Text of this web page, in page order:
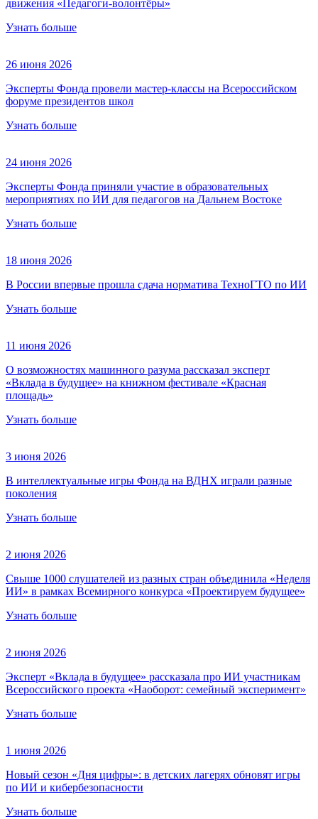
движения «Педагоги-волонтёры»
Узнать больше
26 июня 2026
Эксперты Фонда провели мастер-классы на Всероссийском
форуме президентов школ
Узнать больше
24 июня 2026
Эксперты Фонда приняли участие в образовательных
мероприятиях по ИИ для педагогов на Дальнем Востоке
Узнать больше
18 июня 2026
В России впервые прошла сдача норматива ТехноГТО по ИИ
Узнать больше
11 июня 2026
О возможностях машинного разума рассказал эксперт
«Вклада в будущее» на книжном фестивале «Красная
площадь»
Узнать больше
3 июня 2026
В интеллектуальные игры Фонда на ВДНХ играли разные
поколения
Узнать больше
2 июня 2026
Свыше 1000 слушателей из разных стран объединила «Неделя
ИИ» в рамках Всемирного конкурса «Проектируем будущее»
Узнать больше
2 июня 2026
Эксперт «Вклада в будущее» рассказала про ИИ участникам
Всероссийского проекта «Наоборот: семейный эксперимент»
Узнать больше
1 июня 2026
Новый сезон «Дня цифры»: в детских лагерях обновят игры
по ИИ и кибербезопасности
Узнать больше